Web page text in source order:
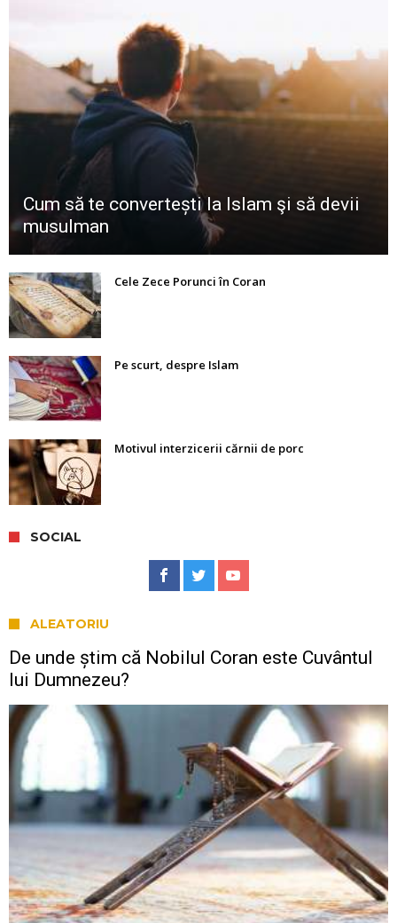
Cum să te convertești la Islam şi să devii
musulman
Cele Zece Porunci în Coran
Pe scurt, despre Islam
Motivul interzicerii cărnii de porc
SOCIAL
ALEATORIU
De unde știm că Nobilul Coran este Cuvântul
lui Dumnezeu?